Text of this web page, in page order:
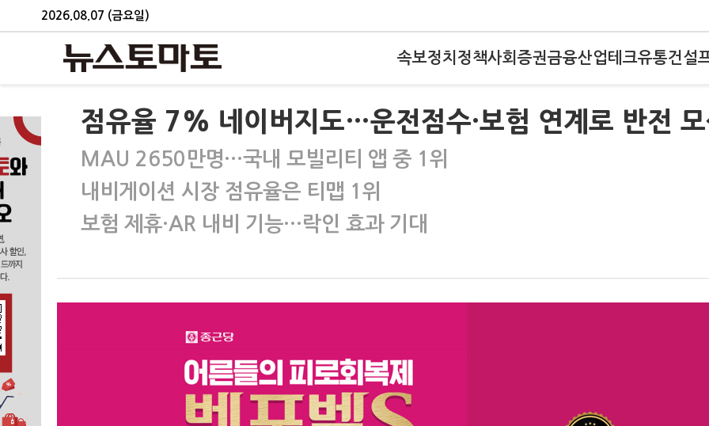
2026.08.07 (금요일)
속보정치 정책사회 증권금융산업테크유통건설
점유율 7% 네이버지도…운전점수·보험 연계로 반전
MAU 2650만명…국내 모빌리티 앱 중 1위
내비게이션 시장 점유율은 티맵 1위
보험 제휴·AR 내비 기능…락인 효과 기대